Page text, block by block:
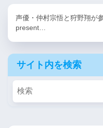
声優・仲村宗悟と狩野翔が
present…
サイト内を検索